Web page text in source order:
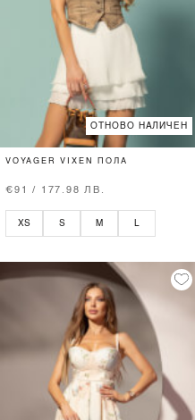
ОТНОВО НАЛИЧЕН
VOYAGER VIXEN ПОЛА
€91 / 177.98 ЛВ.
XS S M